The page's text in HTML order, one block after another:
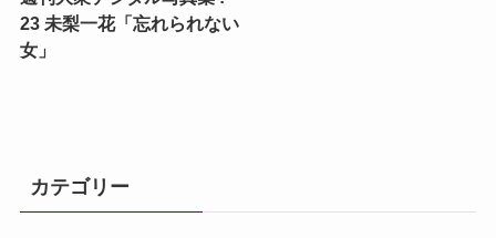
23 未梨一花「忘れられない
女」
カテゴリー